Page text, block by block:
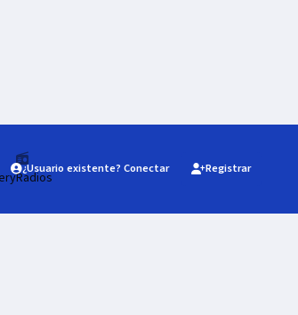
Radios
¿Usuario existente? Conectar Registrar